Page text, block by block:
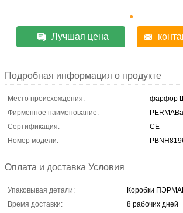
Лучшая цена
Подробная информация о продукте
Место происхождения:
фарфор
Фирменное наименование:
Сертификация:
CE
Номер модели:
Оплата и доставка Условия
Упаковывая детали:
Коробки
Время доставки:
8 рабочих дней